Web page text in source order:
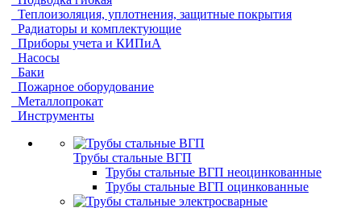
Теплоизоляция, уплотнения, защитные покрытия
Радиаторы и комплектующие
Приборы учета и КИПиА
Насосы
Баки
Пожарное оборудование
Металлопрокат
Инструменты
Трубы стальные ВГП
Трубы стальные ВГП неоцинкованные
Трубы стальные ВГП оцинкованные